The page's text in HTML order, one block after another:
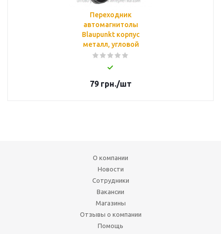
Переходник
автомагнитолы
Blaupunkt корпус
металл, угловой
79 грн./шт
О компании
Новости
Сотрудники
Вакансии
Магазины
Отзывы о компании
Помощь